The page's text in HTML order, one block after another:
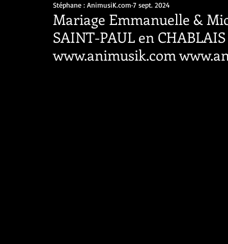
Mariage Emmanuelle &
SAINT-PAUL en
www.animusik.com
Stéphane : AnimusiK.com 7 sept. 2024